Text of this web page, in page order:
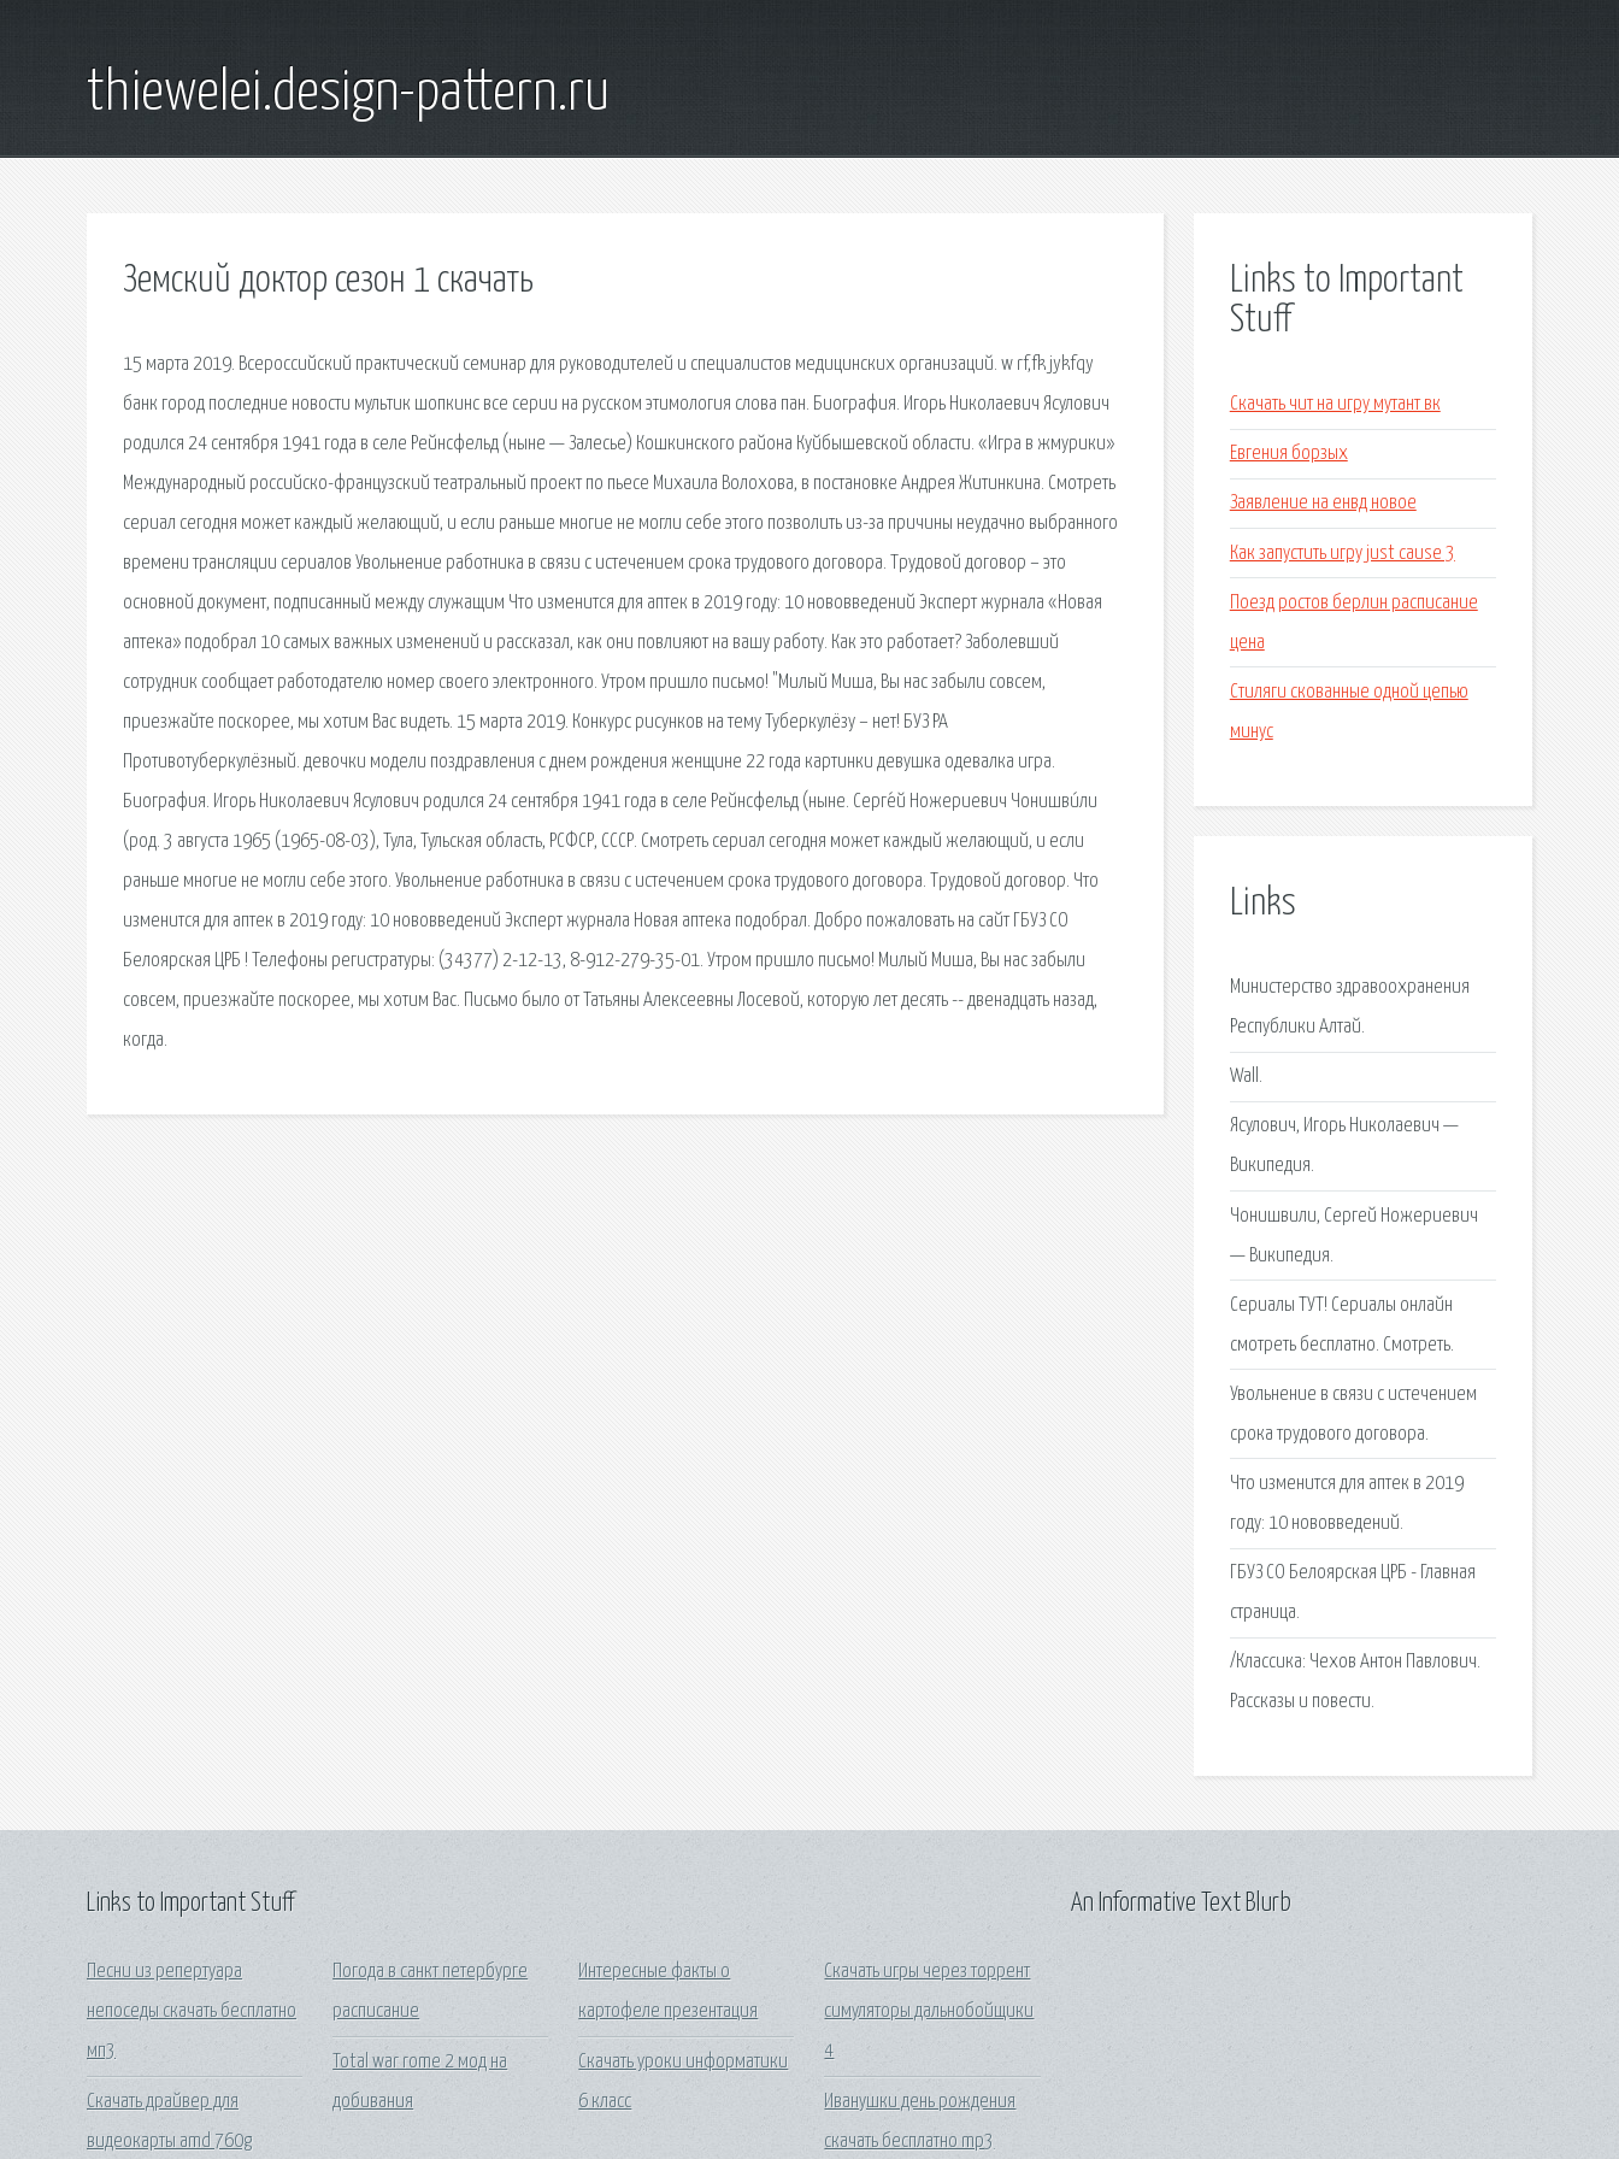
thiewelei.design-pattern.ru
Земский доктор сезон 1 скачать
15 марта 2019. Всероссийский практический семинар для руководителей и специалистов медицинских организаций. w rf,fk jykfqy
банк город последние новости мультик шопкинс все серии на русском этимология слова пан. Биография. Игорь Николаевич Ясулович
родился 24 сентября 1941 года в селе Рейнсфельд (ныне — Залесье) Кошкинского района Куйбышевской области. «Игра в жмурики»
Международный российско-французский театральный проект по пьесе Михаила Волохова, в постановке Андрея Житинкина. Смотреть
сериал сегодня может каждый желающий, и если раньше многие не могли себе этого позволить из-за причины неудачно выбранного
времени трансляции сериалов Увольнение работника в связи с истечением срока трудового договора. Трудовой договор – это
основной документ, подписанный между служащим Что изменится для аптек в 2019 году: 10 нововведений Эксперт журнала «Новая
аптека» подобрал 10 самых важных изменений и рассказал, как они повлияют на вашу работу. Как это работает? Заболевший
сотрудник сообщает работодателю номер своего электронного. Утром пришло письмо! "Милый Миша, Вы нас забыли совсем,
приезжайте поскорее, мы хотим Вас видеть. 15 марта 2019. Конкурс рисунков на тему Туберкулёзу – нет! БУЗ РА
Противотуберкулёзный. девочки модели поздравления с днем рождения женщине 22 года картинки девушка одевалка игра.
Биография. Игорь Николаевич Ясулович родился 24 сентября 1941 года в селе Рейнсфельд (ныне. Серге́й Ножериевич Чонишви́ли
(род. 3 августа 1965 (1965-08-03), Тула, Тульская область, РСФСР, СССР. Смотреть сериал сегодня может каждый желающий, и если
раньше многие не могли себе этого. Увольнение работника в связи с истечением срока трудового договора. Трудовой договор. Что
изменится для аптек в 2019 году: 10 нововведений Эксперт журнала Новая аптека подобрал. Добро пожаловать на сайт ГБУЗ СО
Белоярская ЦРБ ! Телефоны регистратуры: (34377) 2-12-13, 8-912-279-35-01. Утром пришло письмо! Милый Миша, Вы нас забыли
совсем, приезжайте поскорее, мы хотим Вас. Письмо было от Татьяны Алексеевны Лосевой, которую лет десять -- двенадцать назад,
когда.
Links to Important
Stuff
Скачать чит на игру мутант вк
Евгения борзых
Заявление на енвд новое
Как запустить игру just cause 3
Поезд ростов берлин расписание
цена
Стиляги скованные одной цепью
минус
Links
Министерство здравоохранения
Республики Алтай.
Wall.
Ясулович, Игорь Николаевич —
Википедия.
Чонишвили, Сергей Ножериевич
— Википедия.
Сериалы ТУТ! Сериалы онлайн
смотреть бесплатно. Смотреть.
Увольнение в связи с истечением
срока трудового договора.
Что изменится для аптек в 2019
году: 10 нововведений.
ГБУЗ СО Белоярская ЦРБ - Главная
страница.
/Классика: Чехов Антон Павлович.
Рассказы и повести.
Links to Important Stuff
Песни из репертуара
непоседы скачать бесплатно
мп3
Скачать драйвер для
видеокарты amd 760g
Погода в санкт петербурге
расписание
Total war rome 2 мод на
добивания
Интересные факты о
картофеле презентация
Скачать уроки информатики
6 класс
Скачать игры через торрент
симуляторы дальнобойщики
4
Иванушки день рождения
скачать бесплатно mp3
An Informative Text Blurb